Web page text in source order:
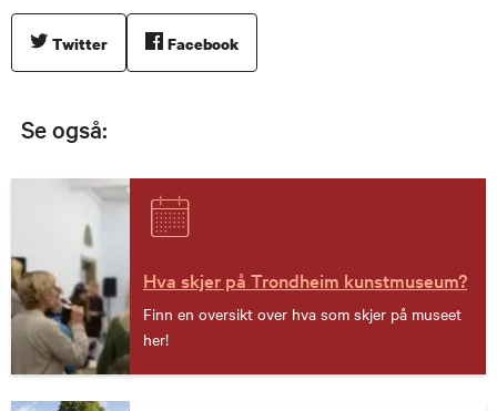
Twitter Facebook
Se også:
Hva skjer på Trondheim kunstmuseum?
Finn en oversikt over hva som skjer på museet
her!